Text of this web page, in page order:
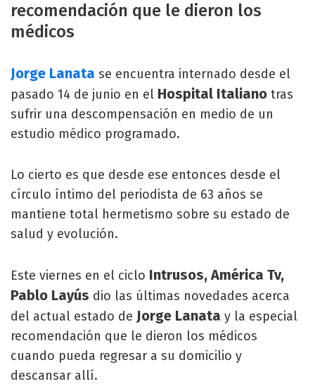
recomendación que le dieron los
médicos
Jorge Lanata se encuentra internado desde el
pasado 14 de junio en el Hospital Italiano tras
sufrir una descompensación en medio de un
estudio médico programado.
Lo cierto es que desde ese entonces desde el
círculo íntimo del periodista de 63 años se
mantiene total hermetismo sobre su estado de
salud y evolución.
Este viernes en el ciclo Intrusos, América Tv,
Pablo Layús dio las últimas novedades acerca
del actual estado de Jorge Lanata y la especial
recomendación que le dieron los médicos
cuando pueda regresar a su domicilio y
descansar allí.